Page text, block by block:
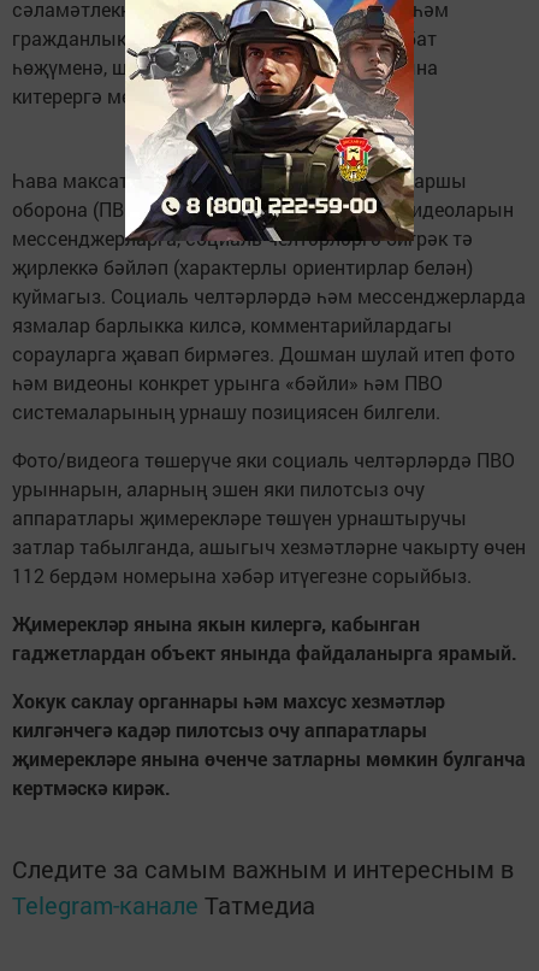
сәламәтлеккә куркыныч тудырырга, хәрби һәм
гражданлык объектларына дошманның кабат
һөҗүменә, шулай ук җинаять җаваплылыгына
китерергә мөмкин.
Һава максатларының һәм һава һөҗүменә каршы
оборона (ПВО) системалары эшенең фото-видеоларын
мессенджерларга, социаль челтәрләргә бигрәк тә
җирлеккә бәйләп (характерлы ориентирлар белән)
куймагыз. Социаль челтәрләрдә һәм мессенджерларда
язмалар барлыкка килсә, комментарийлардагы
сорауларга җавап бирмәгез. Дошман шулай итеп фото
һәм видеоны конкрет урынга «бәйли» һәм ПВО
системаларының урнашу позициясен билгели.
Фото/видеога төшерүче яки социаль челтәрләрдә ПВО
урыннарын, аларның эшен яки пилотсыз очу
аппаратлары җимерекләре төшүен урнаштыручы
затлар табылганда, ашыгыч хезмәтләрне чакырту өчен
112 бердәм номерына хәбәр итүегезне сорыйбыз.
Җимерекләр янына якын килергә, кабынган
гаджетлардан объект янында файдаланырга ярамый.
Хокук саклау органнары һәм махсус хезмәтләр
килгәнчегә кадәр пилотсыз очу аппаратлары
җимерекләре янына өченче затларны мөмкин булганча
кертмәскә кирәк.
Следите за самым важным и интересным в
Telegram-канале Татмедиа